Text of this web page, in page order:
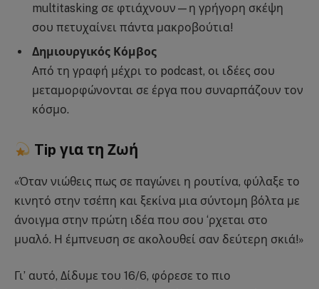
multitasking σε φτιάχνουν—η γρήγορη σκέψη
σου πετυχαίνει πάντα μακροβούτια!
Δημιουργικός Κόμβος
Από τη γραφή μέχρι το podcast, οι ιδέες σου
μεταμορφώνονται σε έργα που συναρπάζουν τον
κόσμο.
Tip για τη Ζωή
«Όταν νιώθεις πως σε παγώνει η ρουτίνα, φύλαξε το
κινητό στην τσέπη και ξεκίνα μια σύντομη βόλτα με
άνοιγμα στην πρώτη ιδέα που σου ‘ρχεται στο
μυαλό. Η έμπνευση σε ακολουθεί σαν δεύτερη σκιά!»
Γι’ αυτό, Δίδυμε του 16/6, φόρεσε το πιο